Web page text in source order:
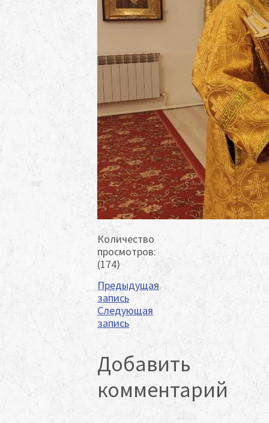
Количество
просмотров:
(174)
Предыдущая
запись
Следующая
запись
Добавить
комментарий